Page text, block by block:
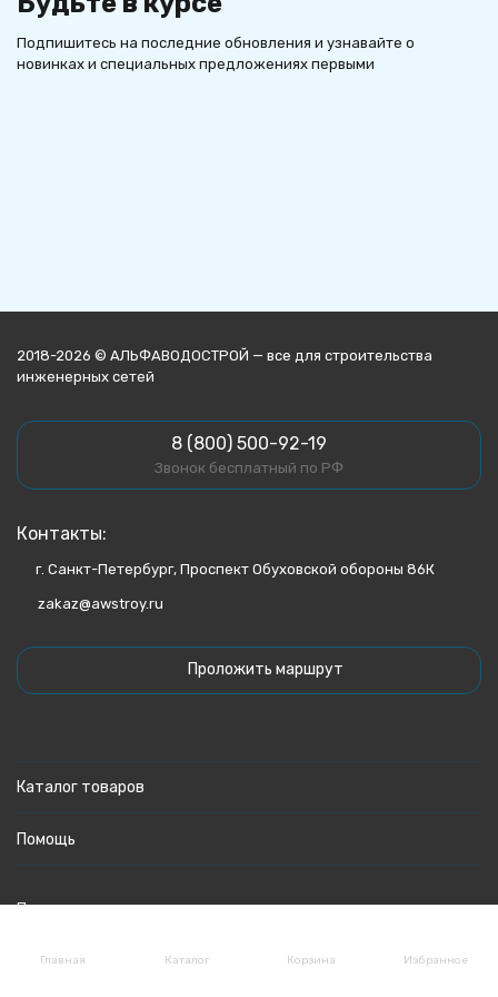
Подпишитесь на последние обновления и узнавайте о
новинках и специальных предложениях первыми
Главная Каталог Корзина Избранное
2018-2026 © АЛЬФАВОДОСТРОЙ — все для строительства
инженерных сетей
8 (800) 500-92-19
Звонок бесплатный по РФ
Контакты:
г. Санкт-Петербург, Проспект Обуховской обороны 86К
zakaz@awstroy.ru
Проложить маршрут
Каталог товаров
Помощь
Политика персональных данных